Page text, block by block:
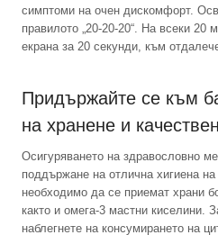
симптоми на очен дискомфорт.
правилото „20-20-20“. На всеки 20
екрана за 20 секунди, към
Придържайте се към
на хранене и
Осигуряването на здравословно
поддържане на отлична хигиена
необходимо да се приемат храни
както и омега-3 мастни киселини.
наблегнете на консумирането на